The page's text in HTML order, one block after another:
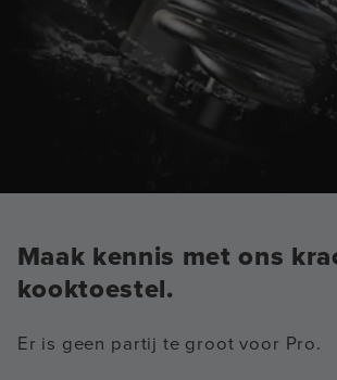
Maak kennis met ons
kooktoestel.
Er is geen partij te groot voor Pro.